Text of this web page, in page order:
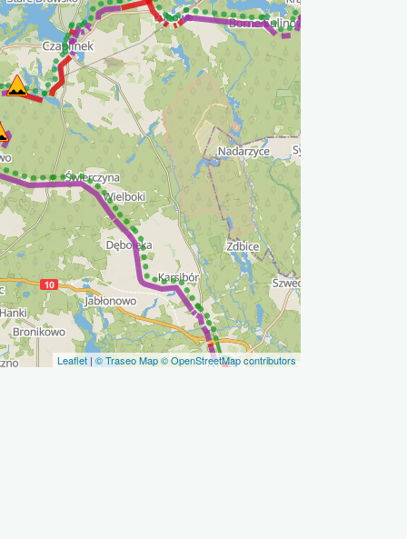
Leaflet | © Traseo Map© OpenStreetMap contributors